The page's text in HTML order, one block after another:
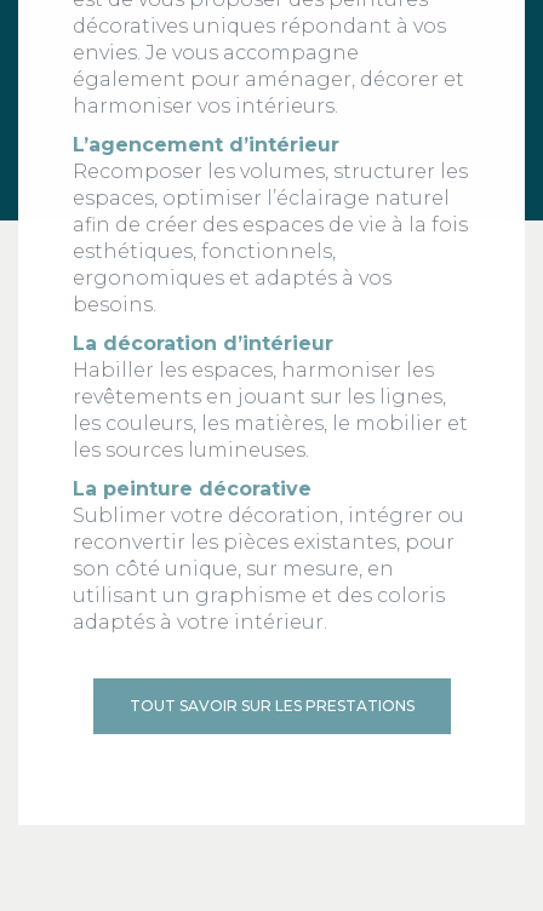
décoratives uniques répondant à vos
envies. Je vous accompagne
également pour aménager, décorer et
harmoniser vos intérieurs.
L’agencement d’intérieur
Recomposer les volumes, structurer les
espaces, optimiser l’éclairage naturel
afin de créer des espaces de vie à la fois
esthétiques, fonctionnels,
ergonomiques et adaptés à vos
besoins.
La décoration d’intérieur
Habiller les espaces, harmoniser les
revêtements en jouant sur les lignes,
les couleurs, les matières, le mobilier et
les sources lumineuses.
La peinture décorative
Sublimer votre décoration, intégrer ou
reconvertir les pièces existantes, pour
son côté unique, sur mesure, en
utilisant un graphisme et des coloris
adaptés à votre intérieur.
TOUT SAVOIR SUR LES PRESTATIONS